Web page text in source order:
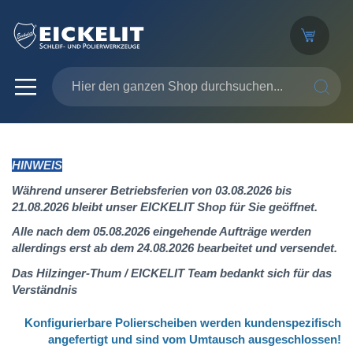
SUCHE
HINWEIS
Während unserer Betriebsferien von 03.08.2026 bis
21.08.2026 bleibt unser EICKELIT Shop für Sie geöffnet.
Alle nach dem 05.08.2026 eingehende Aufträge werden
allerdings erst ab dem 24.08.2026 bearbeitet und versendet.
Das Hilzinger-Thum / EICKELIT Team bedankt sich für das
Verständnis
Konfigurierbare Polierscheiben werden kundenspezifisch
angefertigt und sind vom Umtausch ausgeschlossen!